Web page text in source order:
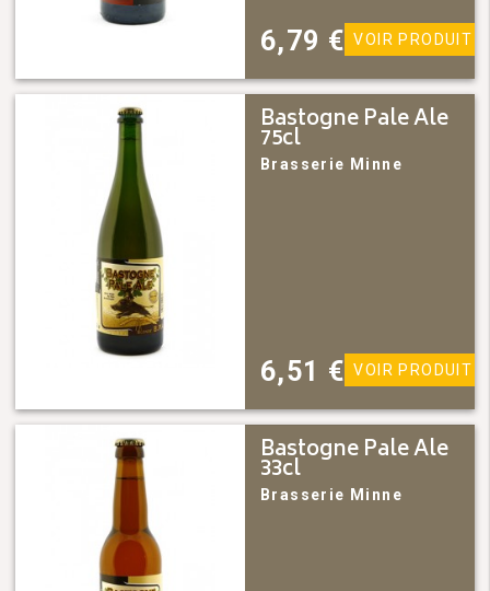
6,79 € VOIR PRODUIT
Bastogne Pale Ale
75cl
Brasserie Minne
6,51 € VOIR PRODUIT
Bastogne Pale Ale
33cl
Brasserie Minne